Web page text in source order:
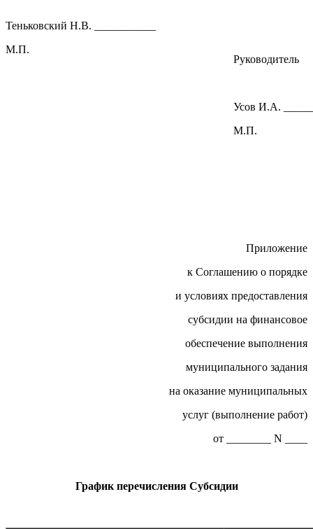
Теньковский Н.В. ___________
М.П.
Руководитель
Усов И.А.
М.П.
Приложение
к Соглашению о порядке
и условиях предоставления
субсидии на финансовое
обеспечение выполнения
муниципального задания
на оказание муниципальных
услуг (выполнение работ)
от ________ N ____
График перечисления Субсидии